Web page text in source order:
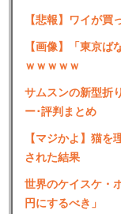
【悲報】ワイが買
【画像】「東京ば
ｗｗｗｗｗ
サムスンの新型折
ー･評判まとめ
【マジかよ】猫を
された結果
世界のケイスケ・
円にするべき」